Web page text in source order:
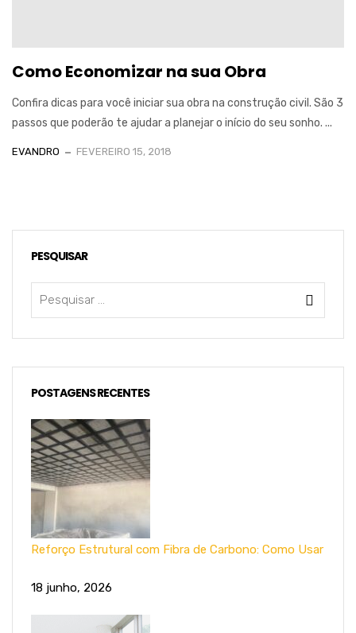
Como Economizar na sua Obra
Confira dicas para você iniciar sua obra na construção civil. São 3
passos que poderão te ajudar a planejar o início do seu sonho. ...
EVANDRO FEVEREIRO 15, 2018
PESQUISAR
POSTAGENS RECENTES
Reforço Estrutural com Fibra de Carbono: Como Usar
18 junho, 2026